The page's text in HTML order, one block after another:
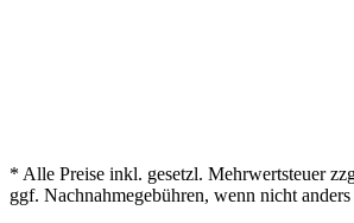
* Alle Preise inkl. gesetzl. Mehrwertsteuer
ggf. Nachnahmegebühren, wenn nicht anders